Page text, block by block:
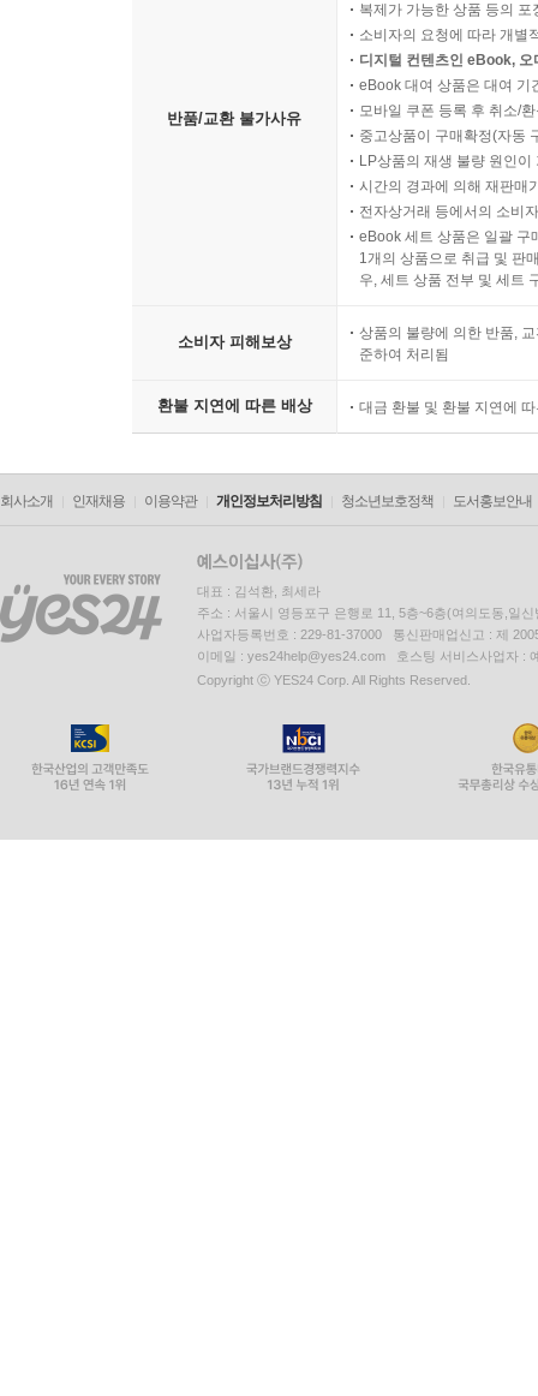
반품/교환 불가사유
복제가 가능한 상품 등의
소비자의 요청에 따라 개별
디지털 컨텐츠인 eBook,
eBook 대여 상품은 대여 기
모바일 쿠폰 등록 후 취소/
중고상품이 구매확정(자동
LP상품의 재생 불량 원인
시간의 경과에 의해 재판매
전자상거래 등에서의 소비
eBook 세트 상품은 일괄 구
1개의 상품으로 취급 및 판
우, 세트 상품 전부 및 세트
소비자 피해보상
상품의 불량에 의한 반품,
준하여 처리됨
환불 지연에 따른 배상 대금 환불 및 환불 지연에
회사소개 인재채용 이용약관 개인정보처리방침 청소년보호정책 도서홍보안내
대표 : 김석환, 최세라
주소 : 서울시 영등포구 은행로 11, 5층~6층(여의도동,일신
사업자등록번호 : 229-81-37000 통신판매업신고 : 제
이메일 : yes24help@yes24.com 호스팅 서비스사업자 :
Copyright ⓒ YES24 Corp. All Rights Reserved.